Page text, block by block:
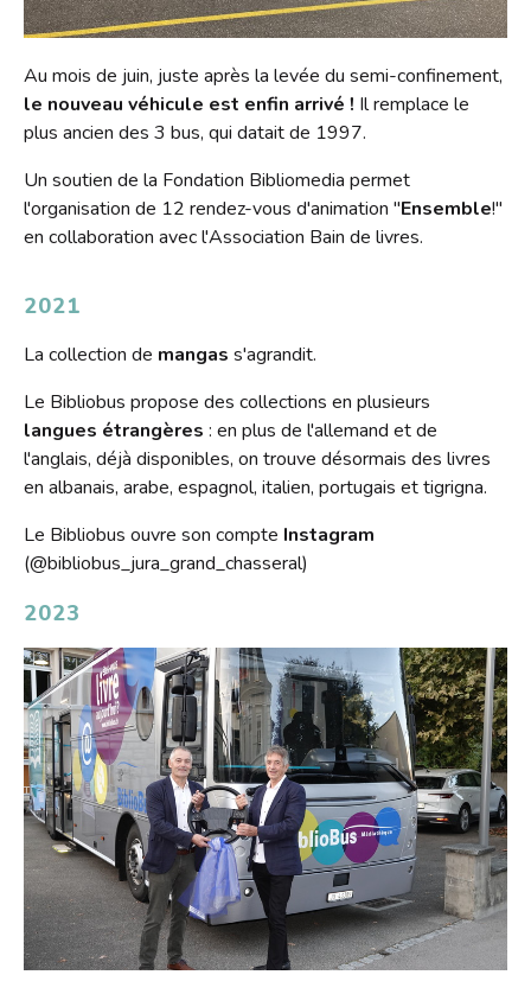
Au mois de juin, juste après la levée du semi-confinement,
le nouveau véhicule est enfin arrivé ! Il remplace le
plus ancien des 3 bus, qui datait de 1997.
Un soutien de la Fondation Bibliomedia permet
l'organisation de 12 rendez-vous d'animation "Ensemble!"
en collaboration avec l'Association Bain de livres.
2021
La collection de mangas s'agrandit.
Le Bibliobus propose des collections en plusieurs
langues étrangères : en plus de l'allemand et de
l'anglais, déjà disponibles, on trouve désormais des livres
en albanais, arabe, espagnol, italien, portugais et tigrigna.
Le Bibliobus ouvre son compte Instagram
(@bibliobus_jura_grand_chasseral)
2023